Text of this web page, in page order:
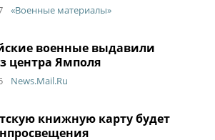
«Военные материалы»
военные выдавили
центра Ямполя
News.Mail.Ru
книжную карту будет